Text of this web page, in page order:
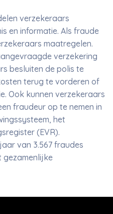
verzekeraars
en informatie. Als fraude
maatregelen.
verzekering
besluiten de polis te
terug te vorderen of
Ook kunnen verzekeraars
fraudeur op te nemen in
het
(EVR).
van 3.567 fraudes
gezamenlijke